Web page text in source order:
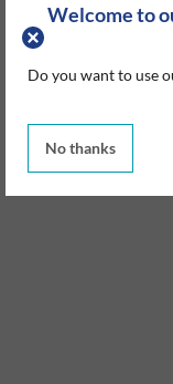
Welcome to
Do you want to use
No thanks